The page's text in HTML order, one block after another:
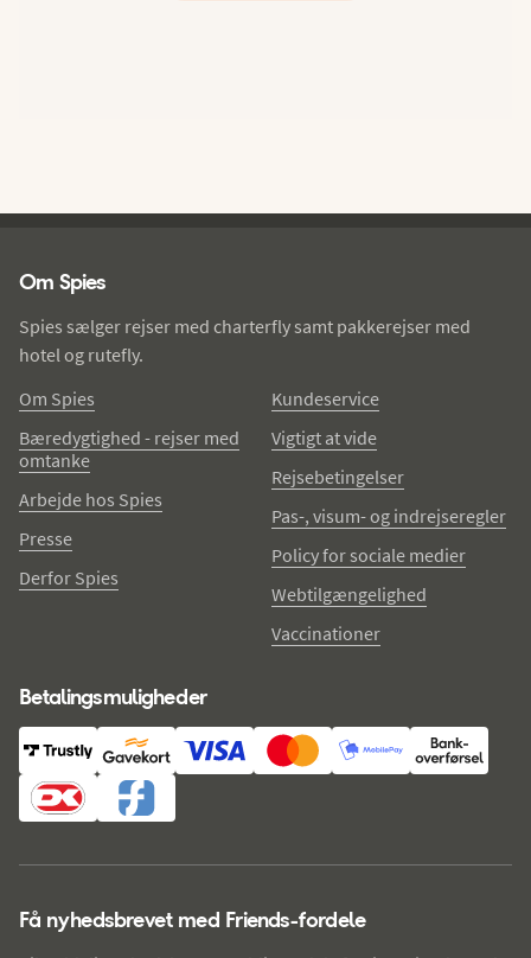
Om Spies
Spies sælger rejser med charterfly samt pakkerejser med
hotel og rutefly.
Om Spies
Bæredygtighed - rejser med
omtanke
Arbejde hos Spies
Presse
Derfor Spies
Kundeservice
Vigtigt at vide
Rejsebetingelser
Pas-, visum- og indrejseregler
Policy for sociale medier
Webtilgængelighed
Vaccinationer
Betalingsmuligheder
Få nyhedsbrevet med Friends-fordele